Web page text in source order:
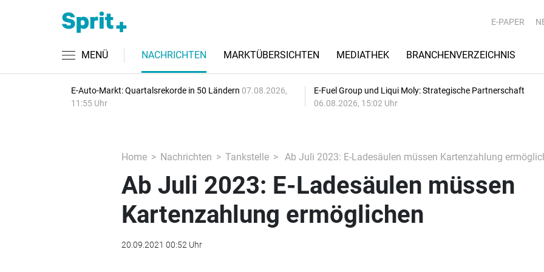
E-PAPER
MENÜ NACHRICHTEN MARKTÜBERSICHTEN MEDIATHEK BRANCHENVERZEICHNIS
E-Auto-Markt: Quartalsrekorde in 50 Ländern 07.08.2026,
11:55 Uhr
E-Fuel Group und Liqui Moly: Strategische Partnerschaft
06.08.2026, 15:02 Uhr
Home Nachrichten Tankstelle Ab Juli 2023: E-Ladesäulen müssen Kartenzahlung
Ab Juli 2023: E-Ladesäulen müssen
Kartenzahlung ermöglichen
20.09.2021 00:52 Uhr